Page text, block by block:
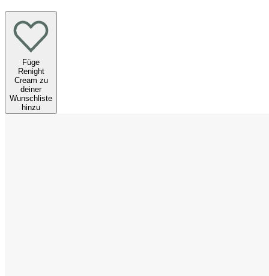
Füge
Renight
Cream zu
deiner
Wunschliste
hinzu